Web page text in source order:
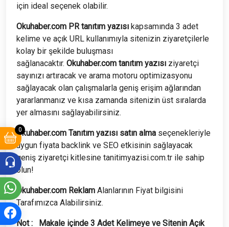
0
için ideal seçenek olabilir.
Okuhaber.com PR tanıtım yazısı kapsamında 3 adet
kelime ve açık URL kullanımıyla sitenizin ziyaretçilerle
kolay bir şekilde buluşması
sağlanacaktır. Okuhaber.com tanıtım yazısı ziyaretçi
sayınızı artıracak ve arama motoru optimizasyonu
sağlayacak olan çalışmalarla geniş erişim ağlarından
yararlanmanız ve kısa zamanda sitenizin üst sıralarda
yer almasını sağlayabilirsiniz.
Okuhaber.com Tanıtım yazısı satın alma seçenekleriyle
uygun fiyata backlink ve SEO etkisinin sağlayacak
geniş ziyaretçi kitlesine tanitimyazisi.com.tr ile sahip
olun!
Okuhaber.com Reklam Alanlarının Fiyat bilgisini
Tarafımızca Alabilirsiniz.
Not : Makale içinde 3 Adet Kelimeye ve Sitenin Açık